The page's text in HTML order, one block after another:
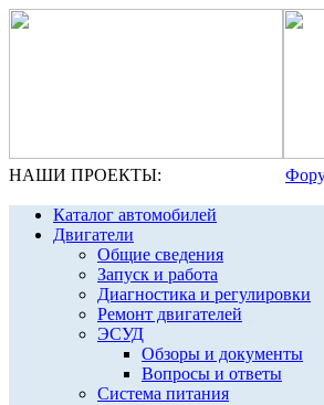
НАШИ ПРОЕКТЫ:
Каталог автомобилей
Двигатели
Общие сведения
Запуск и работа
Диагностика и регулировки
Ремонт двигателей
ЭСУД
Обзоры и документы
Вопросы и ответы
Система питания